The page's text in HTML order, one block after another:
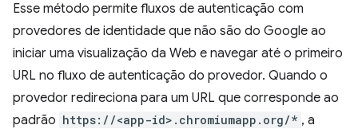
Esse método permite fluxos de autenticação com
provedores de identidade que não são do Google ao
iniciar uma visualização da Web e navegar até o primeiro
URL no fluxo de autenticação do provedor. Quando o
provedor redireciona para um URL que corresponde ao
padrão https://<app-id>.chromiumapp.org/* , a